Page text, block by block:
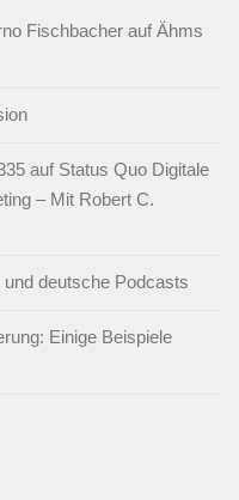
Fischbacher auf Ähms
auf Status Quo Digitale
– Mit Robert C.
deutsche Podcasts
Einige Beispiele